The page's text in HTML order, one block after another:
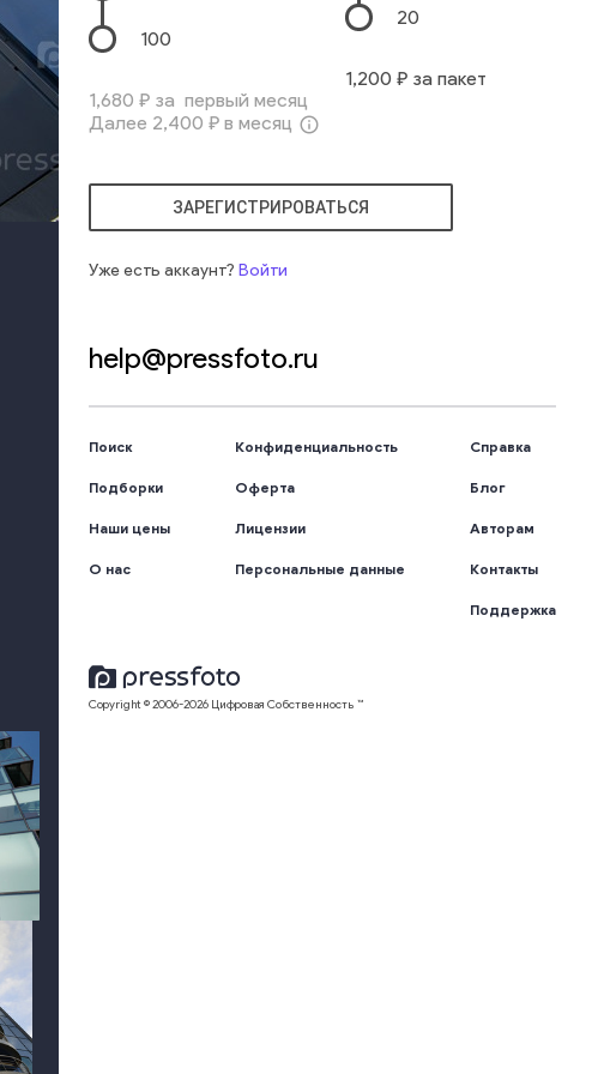
100
1,680 ₽ за первый месяц
Далее 2,400 ₽ в месяц info_outline
20
1,200 ₽ за пакет
ЗАРЕГИСТРИРОВАТЬСЯ
Уже есть аккаунт? Войти
help@pressfoto.ru
Поиск
Подборки
Наши цены
О нас
Конфиденциальность
Оферта
Лицензии
Персональные данные
Справка
Блог
Авторам
Контакты
Поддержка
Copyright © 2006-2026 Цифровая Собственность ™